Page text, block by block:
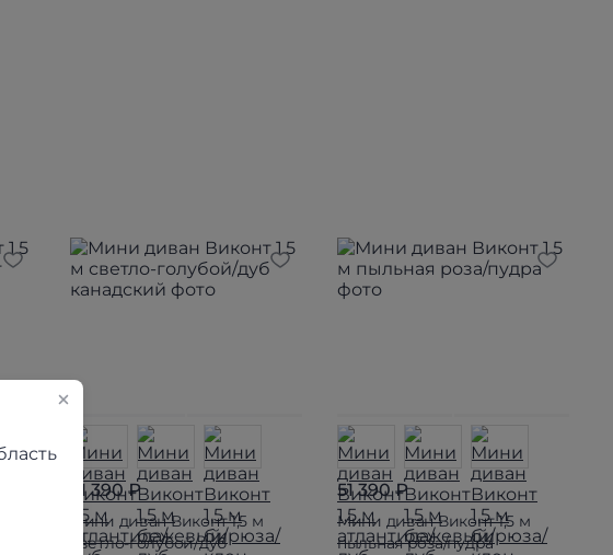
51 390 ₽
Мини диван Виконт 1,5 м
светло-голубой/дуб
51 390 ₽
Мини диван Виконт 1,5 м
пыльная роза/пудра